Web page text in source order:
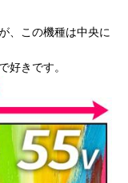
、この機種は中央に
好きです。